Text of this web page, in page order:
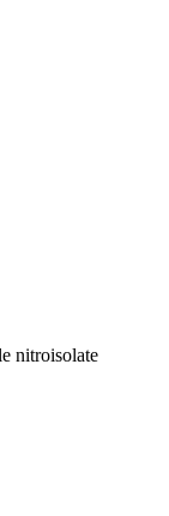
nitroisolate